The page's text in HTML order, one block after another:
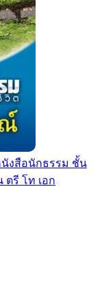
งสือนักธรรม ชั้น
รี โท เอก